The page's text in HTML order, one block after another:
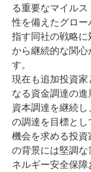
る重要なマイル
性を備えたグロー
指す同社の戦略
から継続的な関心
す。
現在も追加投資
なる資金調達の
資本調達を継続
の調達を目標と
機会を求める投
の背景には堅調
ネルギー安全保